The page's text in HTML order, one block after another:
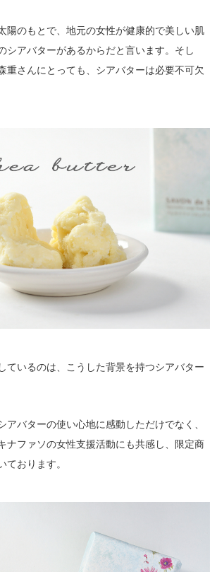
陽のもとで、地元の女性が健康的で美しい肌
シアバターがあるからだと言います。そし
重さんにとっても、シアバターは必要不可欠
ているのは、こうした背景を持つシアバター
アバターの使い心地に感動しただけでなく、
ナファソの女性支援活動にも共感し、限定商
ております。